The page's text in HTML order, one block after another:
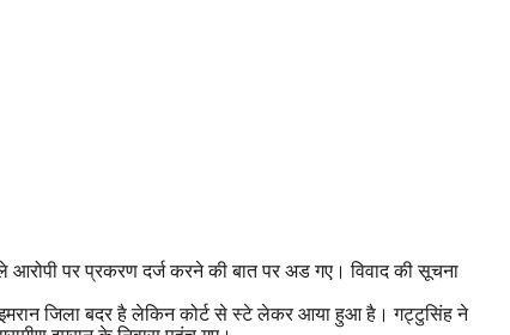
आरोपी पर प्रकरण दर्ज करने की बात पर अड गए। विवाद की सूचना
जिला बदर है लेकिन कोर्ट से स्टे लेकर आया हुआ है। गट्टुसिंह ने